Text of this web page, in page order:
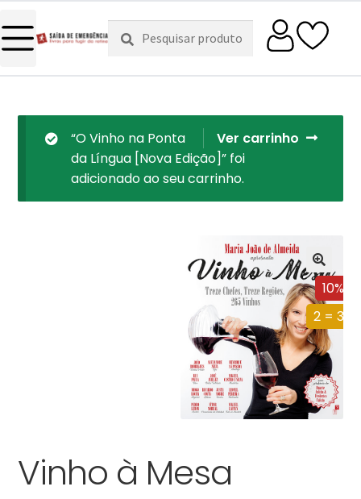
Pesquisar
por:
Pesquisa
Ver carrinho
“O Vinho na Ponta
da Língua [Nova Edição]” foi
adicionado ao seu carrinho.
10%
2 = 3
Vinho à Mesa